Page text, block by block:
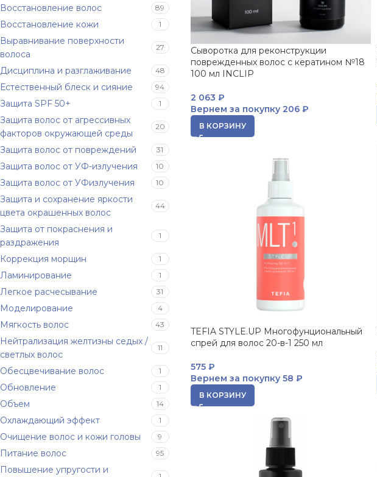
Восстановление волос 89
Восстановление кожи 1
Выравнивание поверхности
волоса
27
Дисциплина и разглаживание 48
Естественный блеск и сияние 94
Защита SPF 50+ 1
Защита волос от агрессивных
факторов окружающей среды
20
Защита волос от повреждений 31
Защита волос от УФ-излучения 10
Защита волос от УФизлучения 10
Защита и сохранение яркости
цвета окрашенных волос
44
Защита от покраснения и
раздражения
1
Коррекция морщин 1
Ламинирование 1
Легкое расчесывание 31
Моделирование 4
Мягкость волос 43
Нейтрализация желтизны седых /
светлых волос
11
Обесцвечивание волос 1
Обновление 1
Объем 14
Охлаждающий эффект 1
Очищение волос и кожи головы 9
Питание волос 95
Повышение упругости и
Сыворотка для реконструкции
поврежденных волос с кератином №18
100 мл INCLIP
2 063 ₽
Вернем за покупку206 ₽
В КОРЗИНУ
TEFIA STYLE.UP Многофунциональный
спрей для волос 20-в-1 250 мл
575 ₽
Вернем за покупку58 ₽
В КОРЗИНУ